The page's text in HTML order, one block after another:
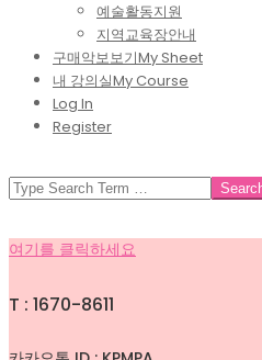
예술활동지원
지역교육장안내
구매악보보기My Sheet
내 강의실My Course
Log In
Register
SEARCH
여기를 클릭하세요
T : 1670-8611